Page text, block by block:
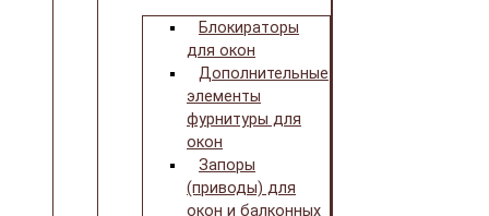
Блокираторы
для окон
Дополнительные
элементы
фурнитуры для
окон
Запоры
(приводы) для
окон и балконных